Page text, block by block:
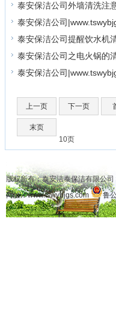
泰安保洁公司外墙清洗注
泰安保洁公司
泰安保洁公司提醒饮水机
泰安保洁公司之电火锅的
泰安保洁公司
上一页 下一页
末页
10页
版权所有：泰安洁泰保洁有限公
网址：www.tswybjgs.com 鲁